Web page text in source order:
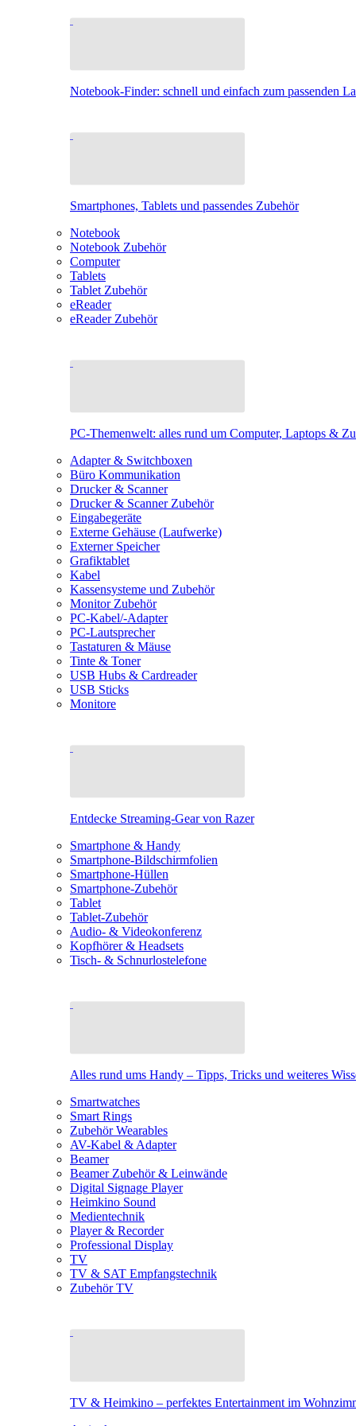
Notebook-Finder: schnell und einfach zum passenden
Smartphones, Tablets und passendes Zubehör
Notebook
Notebook Zubehör
Computer
Tablets
Tablet Zubehör
eReader
eReader Zubehör
PC-Themenwelt: alles rund um Computer, Laptops &
Adapter & Switchboxen
Büro Kommunikation
Drucker & Scanner
Drucker & Scanner Zubehör
Eingabegeräte
Externe Gehäuse (Laufwerke)
Externer Speicher
Grafiktablet
Kabel
Kassensysteme und Zubehör
Monitor Zubehör
PC-Kabel/-Adapter
PC-Lautsprecher
Tastaturen & Mäuse
Tinte & Toner
USB Hubs & Cardreader
USB Sticks
Monitore
Entdecke Streaming-Gear von Razer
Smartphone & Handy
Smartphone-Bildschirmfolien
Smartphone-Hüllen
Smartphone-Zubehör
Tablet
Tablet-Zubehör
Audio- & Videokonferenz
Kopfhörer & Headsets
Tisch- & Schnurlostelefone
Alles rund ums Handy – Tipps, Tricks und weiteres
Smartwatches
Smart Rings
Zubehör Wearables
AV-Kabel & Adapter
Beamer
Beamer Zubehör & Leinwände
Digital Signage Player
Heimkino Sound
Medientechnik
Player & Recorder
Professional Display
TV
TV & SAT Empfangstechnik
Zubehör TV
TV & Heimkino – perfektes Entertainment im